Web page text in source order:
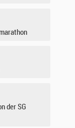
der SG